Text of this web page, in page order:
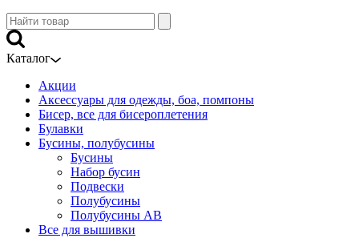
Каталог
Акции
Аксессуары для одежды, боа, помпоны
Бисер, все для бисероплетения
Булавки
Бусины, полубусины
Бусины
Набор бусин
Подвески
Полубусины
Полубусины AB
Все для вышивки